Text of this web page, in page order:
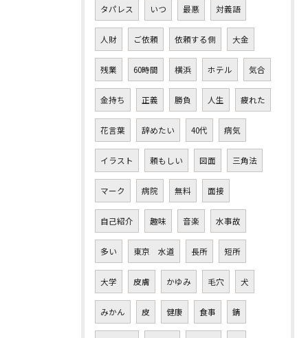
タパレス いつ 最悪 対義語
人財 ご依頼 依頼する側 大金
残業 60時間 横浜 ホテル 気合
金持ち 正義 勝負 人生 疲れた
花言葉 辞めたい 40代 病気
イラスト 頼もしい 図面 三角法
マーク 病院 無料 面接
自己紹介 趣味 音楽 水事故
多い 東京 水道 長所 短所
大学 皮膚 かゆみ 毛穴 犬
みかん 皮 健康 食事 錆